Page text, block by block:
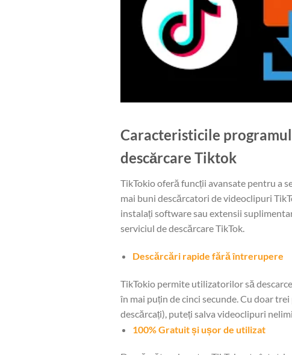
Caracteristicile
descărcare Tiktok
TikTokio oferă funcții avansate pentru a
mai buni descărcatori de videoclipuri
instalați software sau extensii
serviciul de descărcare TikTok.
Descărcări rapide fără întrerupere
TikTokio permite utilizatorilor să
în mai puțin de cinci secunde. Cu doar
descărcați), puteți salva videoclipuri
100% Gratuit și ușor de utilizat